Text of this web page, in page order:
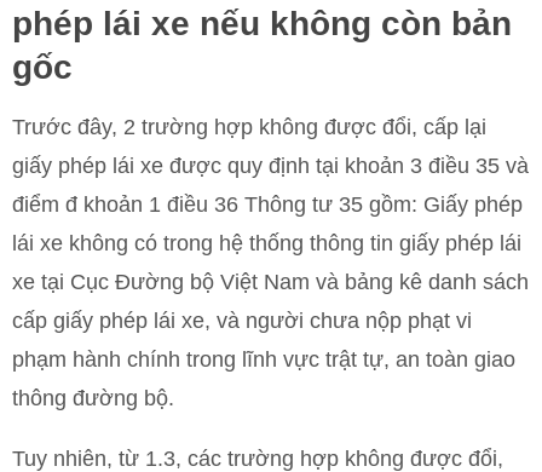
phép lái xe nếu không còn bản
gốc
Trước đây, 2 trường hợp không được đổi, cấp lại
giấy phép lái xe được quy định tại khoản 3 điều 35 và
điểm đ khoản 1 điều 36 Thông tư 35 gồm: Giấy phép
lái xe không có trong hệ thống thông tin giấy phép lái
xe tại Cục Đường bộ Việt Nam và bảng kê danh sách
cấp giấy phép lái xe, và người chưa nộp phạt vi
phạm hành chính trong lĩnh vực trật tự, an toàn giao
thông đường bộ.
Tuy nhiên, từ 1.3, các trường hợp không được đổi,